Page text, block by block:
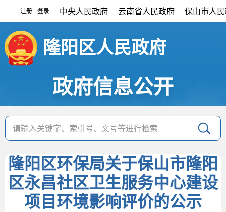
注册 登录 中央人民政府 云南省人民政府 保山市人
隆阳区人民政府
政府信息公开
隆阳区环保局关于保山市隆阳
区永昌社区卫生服务中心建设
项目环境影响评价的公示